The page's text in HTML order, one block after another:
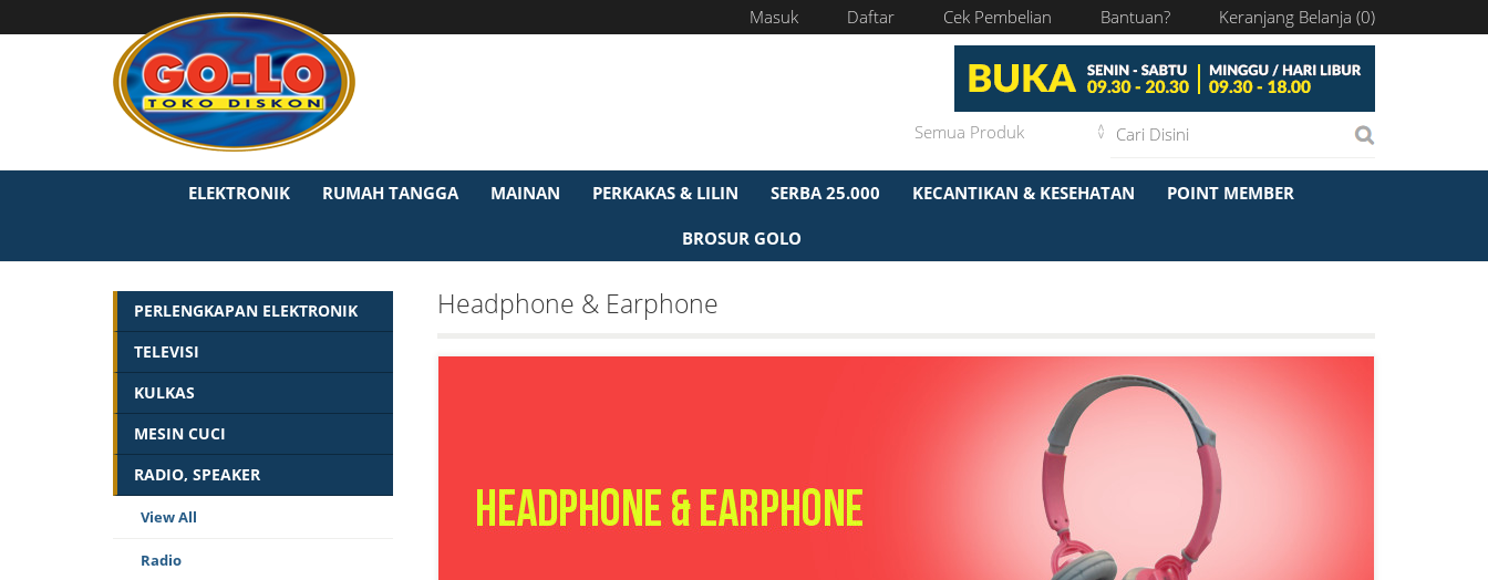
Masuk Daftar Cek Pembelian Bantuan? Keranjang Belanja (0)
ELEKTRONIK RUMAH TANGGA MAINAN PERKAKAS & LILIN SERBA 25.000 KECANTIKAN & KESEHATAN POINT MEMBER
BROSUR GOLO
PERLENGKAPAN ELEKTRONIK
TELEVISI
KULKAS
MESIN CUCI
RADIO, SPEAKER
View All
Radio
Headphone & Earphone